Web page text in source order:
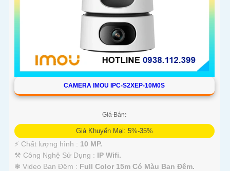
CAMERA IMOU IPC-S2XEP-10M0S
Giá Bán:
Giá Khuyến Mại: 5%-35%
️⚡ Chất lượng hình : 10 MP.
⚒ Công Nghệ Sử Dụng : IP Wifi.
❃ Video Ban Đêm : Full Color 15m Có Màu Ban Ðêm.